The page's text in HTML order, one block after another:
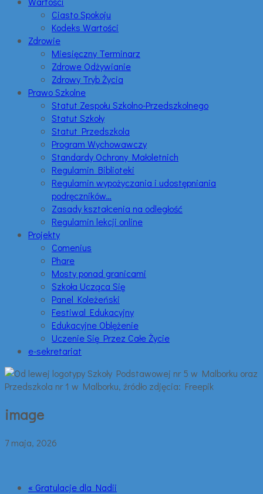
Ciasto Spokoju
Kodeks Wartości
Zdrowie
Miesięczny Terminarz
Zdrowe Odżywianie
Zdrowy Tryb Życia
Prawo Szkolne
Statut Zespołu Szkolno-Przedszkolnego
Statut Szkoły
Statut Przedszkola
Program Wychowawczy
Standardy Ochrony Małoletnich
Regulamin Biblioteki
Regulamin wypożyczania i udostępniania
podręczników…
Zasady kształcenia na odległość
Regulamin lekcji online
Projekty
Comenius
Phare
Mosty ponad granicami
Szkoła Ucząca Się
Panel Koleżeński
Festiwal Edukacyjny
Edukacyjne Oblężenie
Uczenie Się Przez Całe Życie
e-sekretariat
image
7 maja, 2026
« Gratulacje dla Nadii